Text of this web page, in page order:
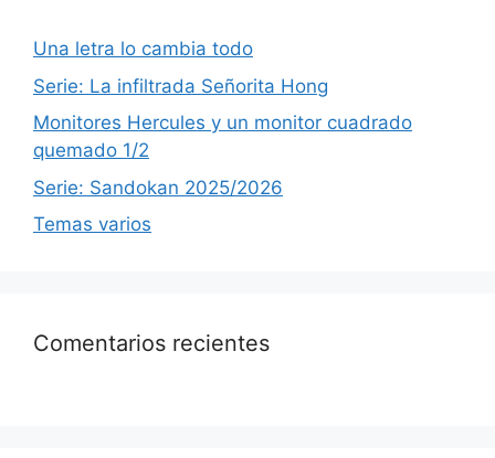
Una letra lo cambia todo
Serie: La infiltrada Señorita Hong
Monitores Hercules y un monitor cuadrado
quemado 1/2
Serie: Sandokan 2025/2026
Temas varios
Comentarios recientes